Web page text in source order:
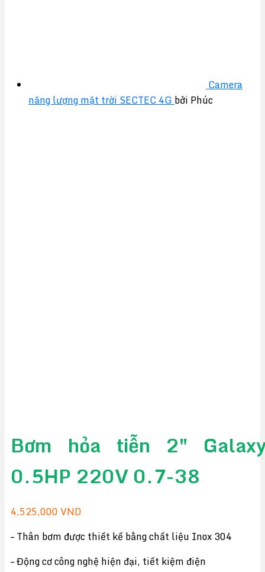
Camera
năng lượng mặt trời SECTEC 4G bởi Phúc
Bơm hỏa tiễn 2″
0.5HP 220V 0.7-38
4,525,000VND
– Thân bơm được thiết kế bằng chất liệu Inox 304
– Động cơ công nghệ hiện đại, tiết kiệm điện